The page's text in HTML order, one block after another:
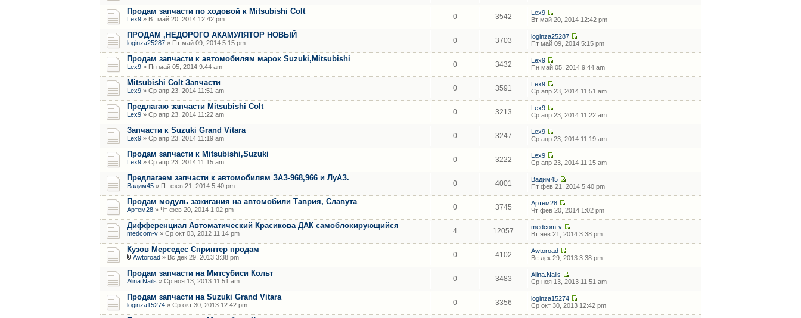
Продам запчасти по ходовой к Mitsubishi Colt
Lex9 » Вт май 20, 2014 12:42 pm 0 3542
Lex9
Вт май 20, 2014 12:42 pm
ПРОДАМ ,НЕДОРОГО АКАМУЛЯТОР НОВЫЙ
loginza25287 » Пт май 09, 2014 5:15 pm 0 3703
loginza25287
Пт май 09, 2014 5:15 pm
Продам запчасти к автомобилям марок Suzuki,Mitsubishi
Lex9 » Пн май 05, 2014 9:44 am 0 3432
Lex9
Пн май 05, 2014 9:44 am
Mitsubishi Colt Запчасти
Lex9 » Ср апр 23, 2014 11:51 am 0 3591
Lex9
Ср апр 23, 2014 11:51 am
Предлагаю запчасти Mitsubishi Colt
Lex9 » Ср апр 23, 2014 11:22 am 0 3213
Lex9
Ср апр 23, 2014 11:22 am
Запчасти к Suzuki Grand Vitara
Lex9 » Ср апр 23, 2014 11:19 am 0 3247
Lex9
Ср апр 23, 2014 11:19 am
Продам запчасти к Mitsubishi,Suzuki
Lex9 » Ср апр 23, 2014 11:15 am 0 3222
Lex9
Ср апр 23, 2014 11:15 am
Предлагаем запчасти к автомобилям ЗАЗ-968,966 и ЛуАЗ.
Вадим45 » Пт фев 21, 2014 5:40 pm 0 4001
Вадим45
Пт фев 21, 2014 5:40 pm
Продам модуль зажигания на автомобили Таврия, Славута
Артем28 » Чт фев 20, 2014 1:02 pm 0 3745
Артем28
Чт фев 20, 2014 1:02 pm
Дифференциал Автоматический Красикова ДАК самоблокирующийся
medcom-v » Ср окт 03, 2012 11:14 pm 4 12057
medcom-v
Вт янв 21, 2014 3:38 pm
Кузов Мерседес Спринтер продам
Awtoroad » Вс дек 29, 2013 3:38 pm 0 4102
Awtoroad
Вс дек 29, 2013 3:38 pm
Продам запчасти на Митсубиси Кольт
Alina.Nails » Ср ноя 13, 2013 11:51 am 0 3483
Alina.Nails
Ср ноя 13, 2013 11:51 am
Продам запчасти на Suzuki Grand Vitara
loginza15274 » Ср окт 30, 2013 12:42 pm 0 3356
loginza15274
Ср окт 30, 2013 12:42 pm